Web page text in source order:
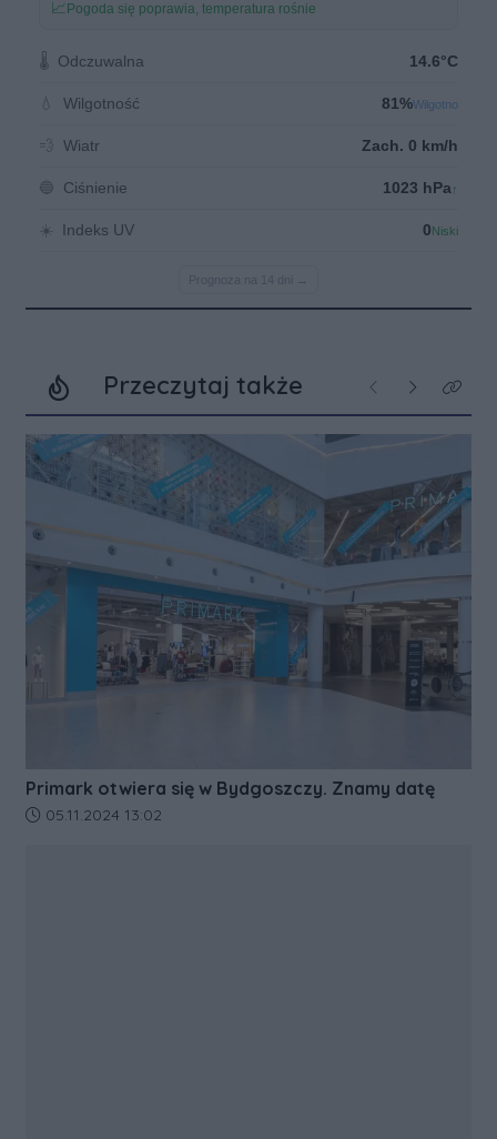
Przeczytaj także Poprzednie
NastępneKliknij
Primark otwiera się w Bydgoszczy. Znamy datę
Data dodania artykułu:
05.11.2024 13:02